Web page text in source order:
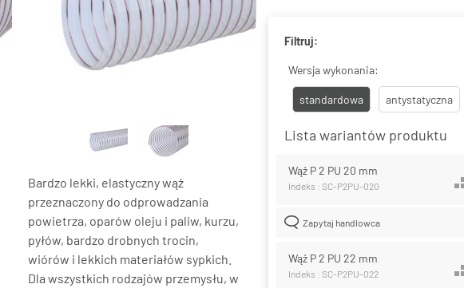
Bardzo lekki, elastyczny wąż
przeznaczony do odprowadzania
powietrza, oparów oleju i paliw, kurzu,
pyłów, bardzo drobnych trocin,
wiórów i lekkich materiałów sypkich.
Dla wszystkich rodzajów przemysłu, w
Filtruj:
Wersja wykonania:
standardowa antystatyczna
Lista wariantów produktu
Wąż P 2 PU 20 mm
Indeks : SC-P2PU-020
Zapytaj handlowca
Wąż P 2 PU 22 mm
Indeks : SC-P2PU-022